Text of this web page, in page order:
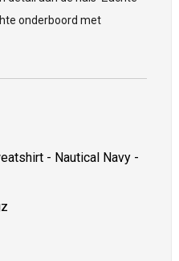
onderboord met
- Nautical Navy -